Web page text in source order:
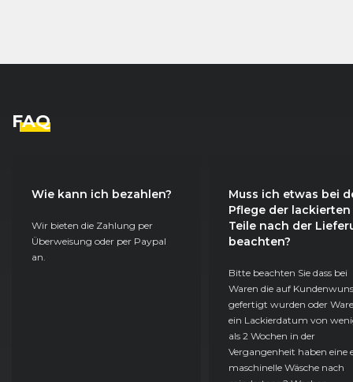
FAQ
Wie kann ich bezahlen?
Wir bieten die Zahlung per
Überweisung oder per Paypal
an.
Muss ich etwas bei
Pflege der lackierten
Teile nach der
beachten?
Bitte beachten Sie dass bei
Waren die auf
gefertigt wurden oder
ein Lackierdatum von
als 2 Wochen in der
Vergangenheit haben eine
maschinelle Wäsche nach